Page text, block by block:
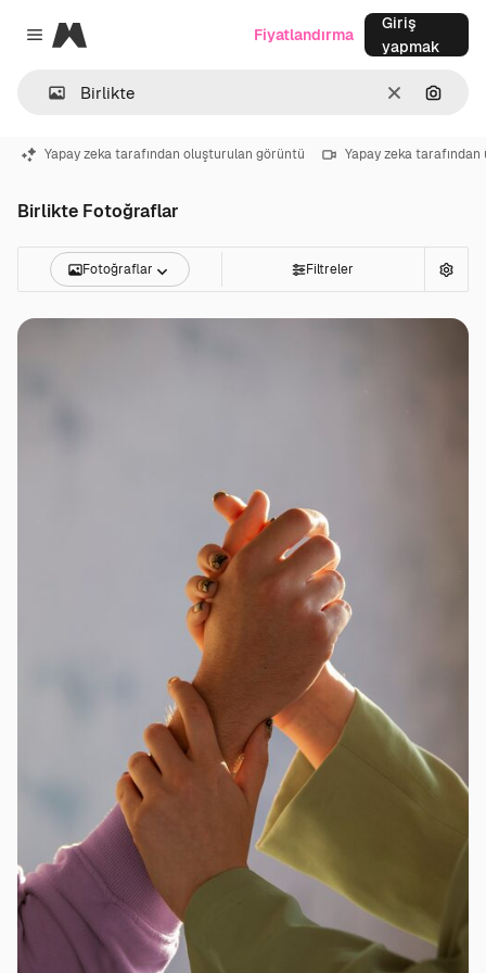
Close menu
Magnific
Temizlemek
Fiyatlandırma
Giriş
yapmak
Yapay zeka tarafından oluşturulan görüntü Yapay zeka
Birlikte Fotoğraflar
Fotoğraflar Filtreler